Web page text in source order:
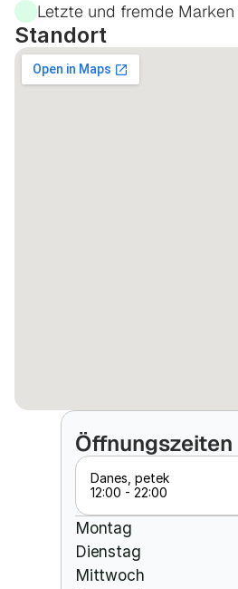
Letzte und fremde Marken
Standort
Öffnungszeiten
Danes, petek
12:00 - 22:00
Montag
Dienstag
Mittwoch